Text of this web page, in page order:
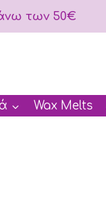
των 50€
Wax Melts